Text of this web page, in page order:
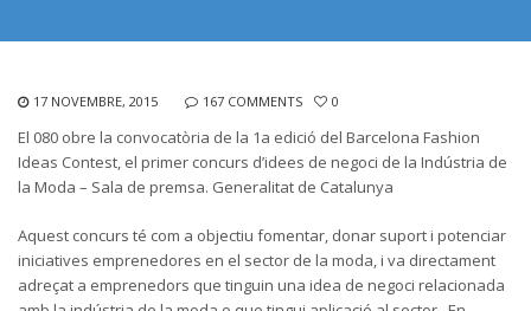
17 NOVEMBRE, 2015 167 COMMENTS 0
El 080 obre la convocatòria de la 1a edició del Barcelona Fashion
Ideas Contest, el primer concurs d’idees de negoci de la Indústria de
la Moda – Sala de premsa. Generalitat de Catalunya
Aquest concurs té com a objectiu fomentar, donar suport i potenciar
iniciatives emprenedores en el sector de la moda, i va directament
adreçat a emprenedors que tinguin una idea de negoci relacionada